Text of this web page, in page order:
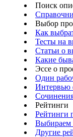
Поиск
Выбор
Как
Тесты на
Статьи о
Какие
Эссе о
Один
Интервью
Рейтинги
Рейтинги
Выбираем
Другие